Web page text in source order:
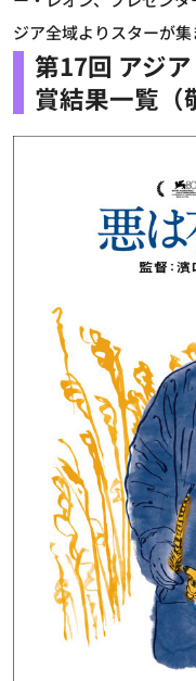
ジア全域よりスターが集
第17回 アジ
賞結果一覧（